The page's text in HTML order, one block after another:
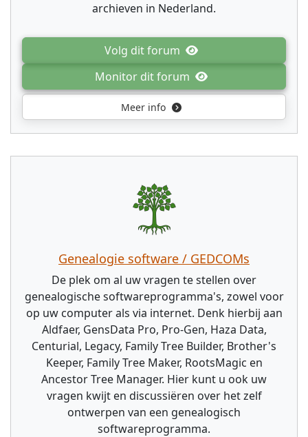
archieven in Nederland.
Volg dit forum
Monitor dit forum
Meer info
Genealogie software / GEDCOMs
De plek om al uw vragen te stellen over
genealogische softwareprogramma's, zowel voor
op uw computer als via internet. Denk hierbij aan
Aldfaer, GensData Pro, Pro-Gen, Haza Data,
Centurial, Legacy, Family Tree Builder, Brother's
Keeper, Family Tree Maker, RootsMagic en
Ancestor Tree Manager. Hier kunt u ook uw
vragen kwijt en discussiëren over het zelf
ontwerpen van een genealogisch
softwareprogramma.